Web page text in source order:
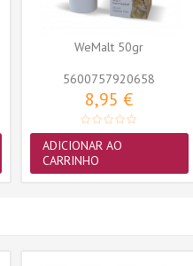
WeMalt 50gr
5600757920658
8,95 €
ADICIONAR AO
CARRINHO